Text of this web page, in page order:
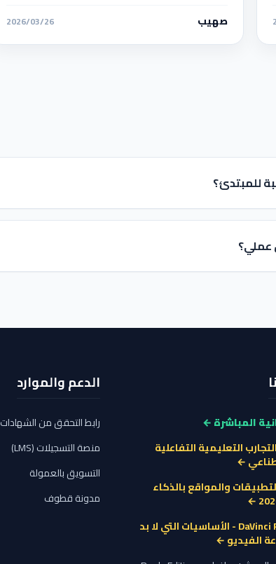
صهيب 2026/03/26
للمبتدئ؟
المباشرة ←
التعليمية التفاعلية
←
والمواقع بالذكاء
دورة DaVinci Resolve - الأساسيات التي لا بد
الفيديو ←
الدعم والموارد
رابط التحقق من الشهادات
منصة التسجيلات (LMS)
التسويق بالعمولة
مدونة قطوف